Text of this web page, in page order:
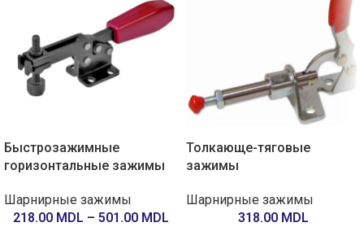
Быстрозажимные
горизонтальные зажимы
Шарнирные зажимы
218.00 MDL – 501.00 MDL
Толкающе-тяговые
зажимы
Шарнирные зажимы
318.00 MDL